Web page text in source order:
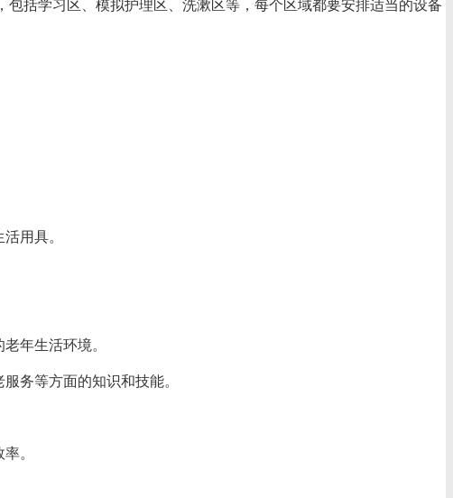
括学习区、模拟护理区、洗漱区等，每个区域都要安排适当的设备
用具。
年生活环境。
务等方面的知识和技能。
。